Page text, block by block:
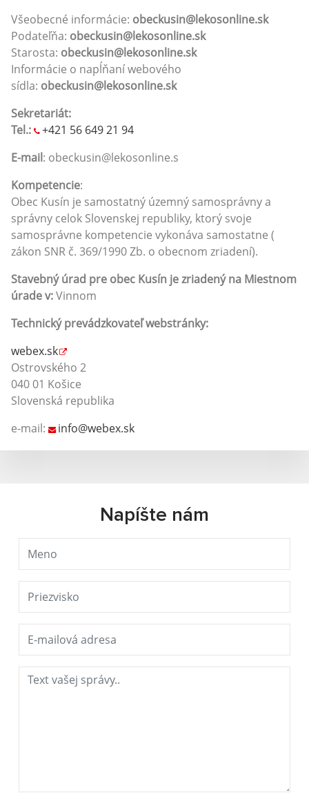
Všeobecné informácie: obeckusin@lekosonline.sk
Podateľňa: obeckusin@lekosonline.sk
Starosta: obeckusin@lekosonline.sk
Informácie o napĺňaní webového
sídla: obeckusin@lekosonline.sk
Sekretariát:
Tel.:
+421 56 649 21 94
E-mail: obeckusin@lekosonline.s
Kompetencie:
Obec Kusín je samostatný územný samosprávny a
správny celok Slovenskej republiky, ktorý svoje
samosprávne kompetencie vykonáva samostatne (
zákon SNR č. 369/1990 Zb. o obecnom zriadení).
Stavebný úrad pre obec Kusín je zriadený na Miestnom
úrade v:Vinnom
Technický prevádzkovateľ webstránky:
webex.sk
Ostrovského 2
040 01 Košice
Slovenská republika
e-mail:
info@webex.sk
Napíšte nám